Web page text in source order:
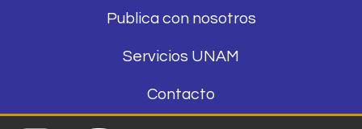
Publica con nosotros
Servicios UNAM
Contacto